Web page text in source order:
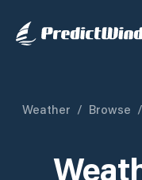
Weather / Browse /